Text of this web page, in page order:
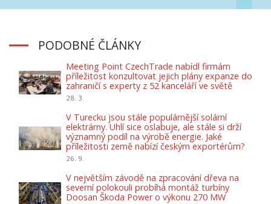
PODOBNÉ ČLÁNKY
Meeting Point CzechTrade nabídl firmám
příležitost konzultovat jejich plány expanze do
zahraničí s experty z 52 kanceláří ve světě
28. 3.
V Turecku jsou stále populárnější solární
elektrárny. Uhlí sice oslabuje, ale stále si drží
významný podíl na výrobě energie. Jaké
příležitosti země nabízí českým exportérům?
26. 9.
V největším závodě na zpracování dřeva na
severní polokouli probíhá montáž turbíny
Doosan Škoda Power o výkonu 270 MW